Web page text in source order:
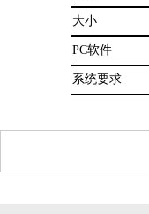
大小
PC软件
系统要求